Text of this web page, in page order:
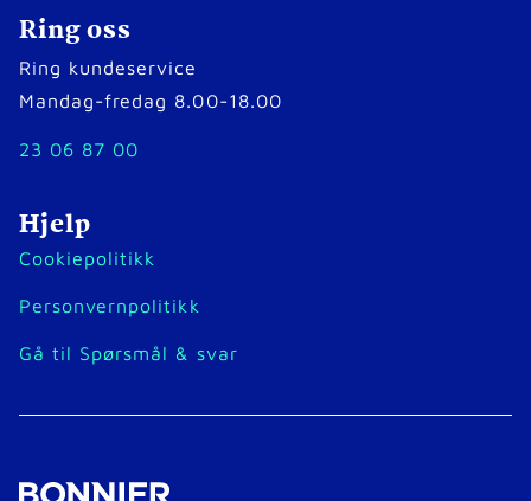
Ring oss
Ring kundeservice
Mandag-fredag 8.00-18.00
23 06 87 00
Hjelp
Cookiepolitikk
Personvernpolitikk
Gå til Spørsmål & svar